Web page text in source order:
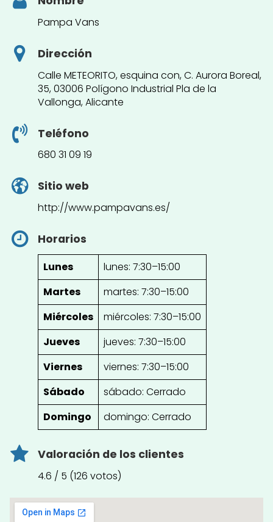
Pampa Vans
Dirección
Calle METEORITO, esquina con, C. Aurora Boreal,
35, 03006 Polígono Industrial Pla de la
Vallonga, Alicante
Teléfono
680 31 09 19
Sitio web
http://www.pampavans.es/
Horarios
Lunes
lunes: 7:30–15:00
Martes
martes: 7:30–15:00
Miércoles
miércoles: 7:30–15:00
Jueves
jueves: 7:30–15:00
Viernes
viernes: 7:30–15:00
Sábado
sábado: Cerrado
Domingo
domingo: Cerrado
Valoración de los clientes
4.6 / 5 (126 votos)